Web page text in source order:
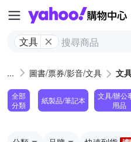
文具
圖書/票券/影音/文具 文
全部
分類
紙製品/筆記本
文具/辦公
用品